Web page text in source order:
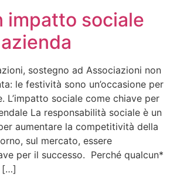
impatto sociale
sostegno ad Associazioni non
le festività sono un’occasione per
L’impatto sociale come chiave per
La responsabilità sociale è un
aumentare la competitività della
sul mercato, essere
per il successo. Perché qualcun*
[…]